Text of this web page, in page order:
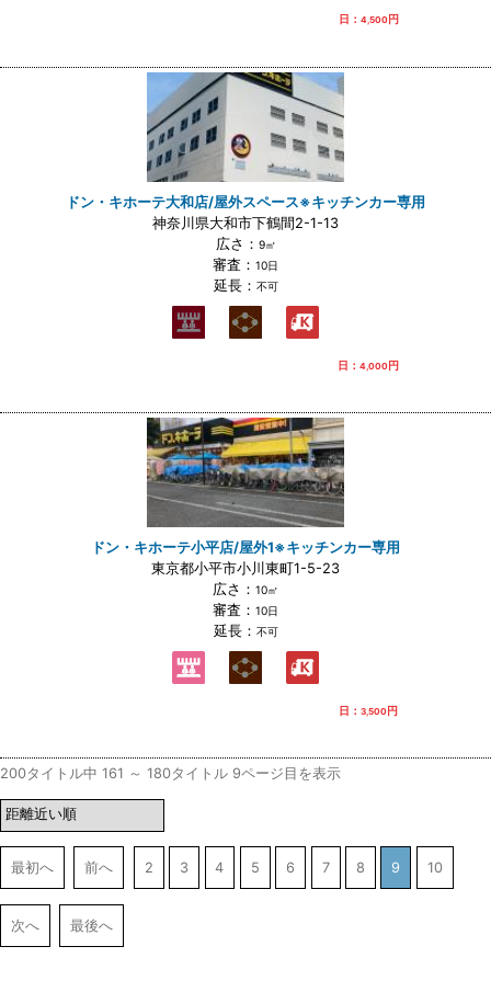
日： 4,500円
ドン・キホーテ大和店/屋外スペース※キッチンカー専用
神奈川県大和市下鶴間2-1-13
広さ： 9㎡
審査： 10日
延長： 不可
日： 4,000円
ドン・キホーテ小平店/屋外1※キッチンカー専用
東京都小平市小川東町1-5-23
広さ： 10㎡
審査： 10日
延長： 不可
日： 3,500円
200タイトル中 161 ～ 180タイトル 9ページ目を表示
最初へ 前へ 2 3 4 5 6 7 8 9 10
次へ 最後へ